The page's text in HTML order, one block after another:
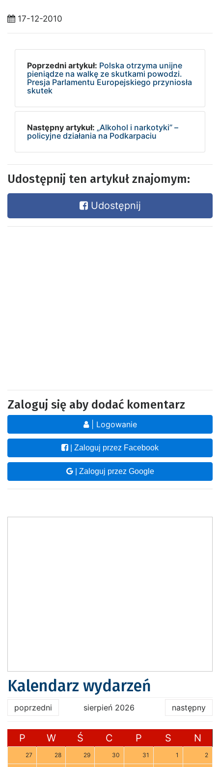
17-12-2010
Poprzedni artykuł: Polska otrzyma unijne
pieniądze na walkę ze skutkami powodzi.
Presja Parlamentu Europejskiego przyniosła
skutek
Następny artykuł: „Alkohol i narkotyki” –
policyjne działania na Podkarpaciu
Udostępnij ten artykuł znajomym:
Udostępnij
Zaloguj się aby dodać komentarz
| Logowanie
| Zaloguj przez Facebook
| Zaloguj przez Google
Kalendarz wydarzeń
poprzedni sierpień 2026 następny
P W Ś C P S N
27 28 29 30 31 1 2